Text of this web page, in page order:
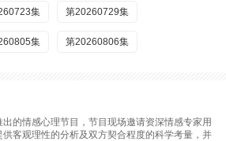
集 第20260729集
集 第20260806集
出的情感心理节目，节目现场邀请资深情感专家用
客观理性的分析及双方契合程度的科学考量，并